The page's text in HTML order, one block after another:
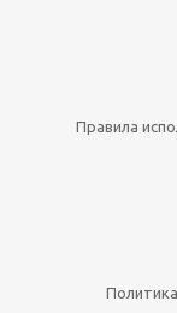
Правила